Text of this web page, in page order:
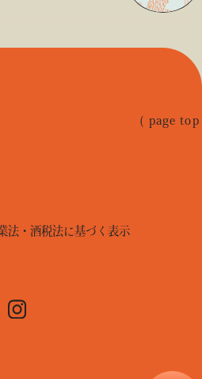
( page
法・酒税法に基づく表示